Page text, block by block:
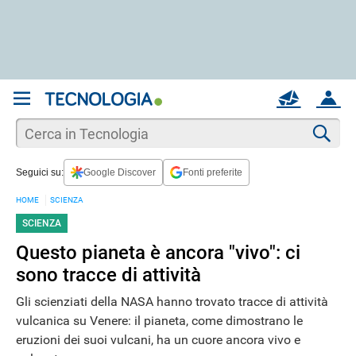
ACCOUNT
MAIL
Seguici su: Google Discover Fonti preferite
HOME SCIENZA
SCIENZA
Questo pianeta è ancora "vivo": ci
sono tracce di attività
Gli scienziati della NASA hanno trovato tracce di attività
vulcanica su Venere: il pianeta, come dimostrano le
eruzioni dei suoi vulcani, ha un cuore ancora vivo e